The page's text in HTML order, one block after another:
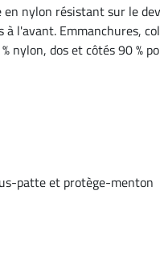
nylon résistant sur le
l'avant. Emmanchures,
dos et côtés 90 %
patte et protège-menton